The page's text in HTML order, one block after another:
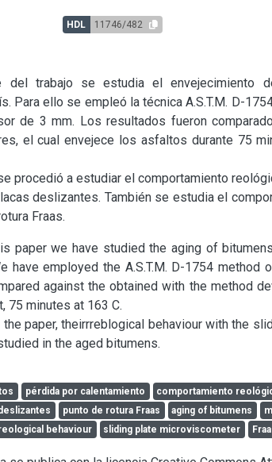
HDL 11746/482
del trabajo se estudia el envejecimiento
Para ello se empleó la técnica A.S.T.M. D-
de 3 mm. Los resultados fueron
el cual envejece los asfaltos durante 75
procedió a estudiar el comportamiento
deslizantes. También se estudia el
Fraas.
paper we have studied the aging of
have employed the A.S.T.M. D-1754 method
against the obtained with the method
75 minutes at 163 C.
paper, theirrreblogical behaviour with the
in the aged bitumens.
pérdida por calentamiento comportamiento
punto de rotura Fraas aging of bitumens
behaviour sliding plate microviscometer